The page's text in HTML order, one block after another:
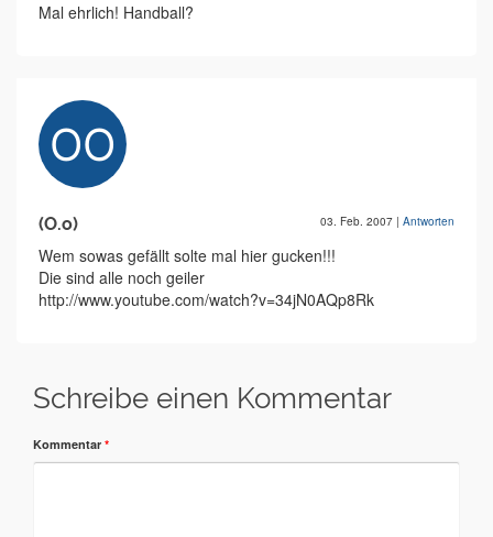
Mal ehrlich! Handball?
(O.o) 03. Feb. 2007 | Antworten
Wem sowas gefällt solte mal hier gucken!!!
Die sind alle noch geiler
http://www.youtube.com/watch?v=34jN0AQp8Rk
Schreibe einen Kommentar
Kommentar *